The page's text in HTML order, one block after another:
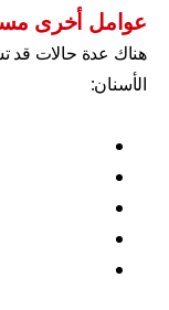
عوامل أخرى
هناك عدة حالات قد
الأسنان: